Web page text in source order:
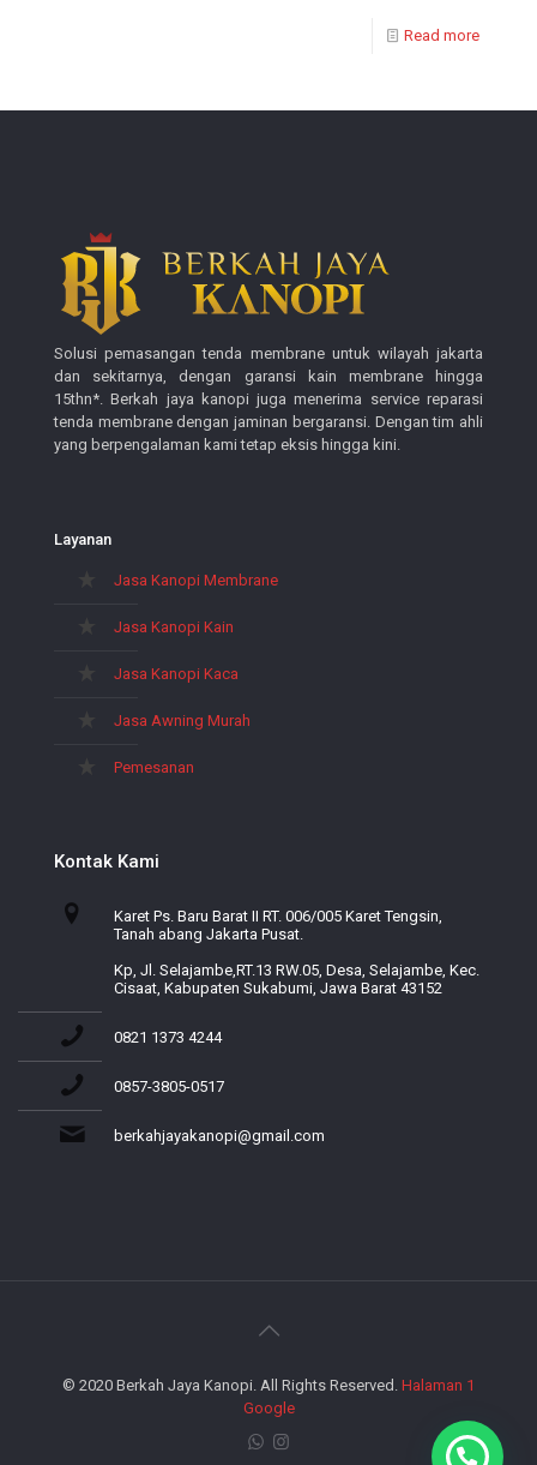
Read more
Solusi pemasangan tenda membrane untuk wilayah jakarta
dan sekitarnya, dengan garansi kain membrane hingga
15thn*. Berkah jaya kanopi juga menerima service reparasi
tenda membrane dengan jaminan bergaransi. Dengan tim ahli
yang berpengalaman kami tetap eksis hingga kini.
Layanan
Jasa Kanopi Membrane
Jasa Kanopi Kain
Jasa Kanopi Kaca
Jasa Awning Murah
Pemesanan
Kontak Kami
Karet Ps. Baru Barat II RT. 006/005 Karet Tengsin,
Tanah abang Jakarta Pusat.
Kp, Jl. Selajambe,RT.13 RW.05, Desa, Selajambe, Kec.
Cisaat, Kabupaten Sukabumi, Jawa Barat 43152
0821 1373 4244
0857-3805-0517
berkahjayakanopi@gmail.com
© 2020 Berkah Jaya Kanopi. All Rights Reserved. Halaman 1
Google